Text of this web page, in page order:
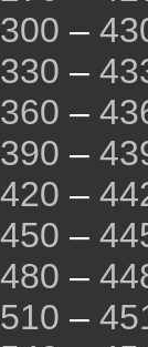
–
–
–
–
–
–
–
–